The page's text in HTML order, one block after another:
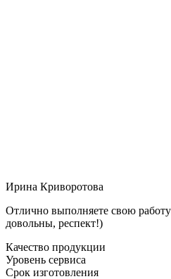
Ирина Криворотова
Отлично выполняете свою
довольны, респект!)
Качество продукции
Уровень сервиса
Срок изготовления